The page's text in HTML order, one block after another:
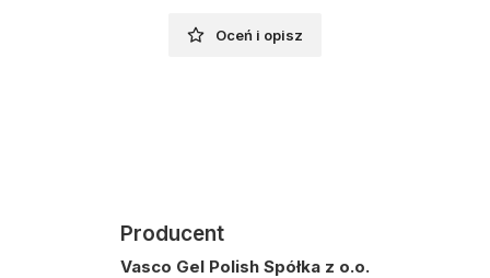
Oceń i opisz
Producent
Vasco Gel Polish Spółka z o.o.